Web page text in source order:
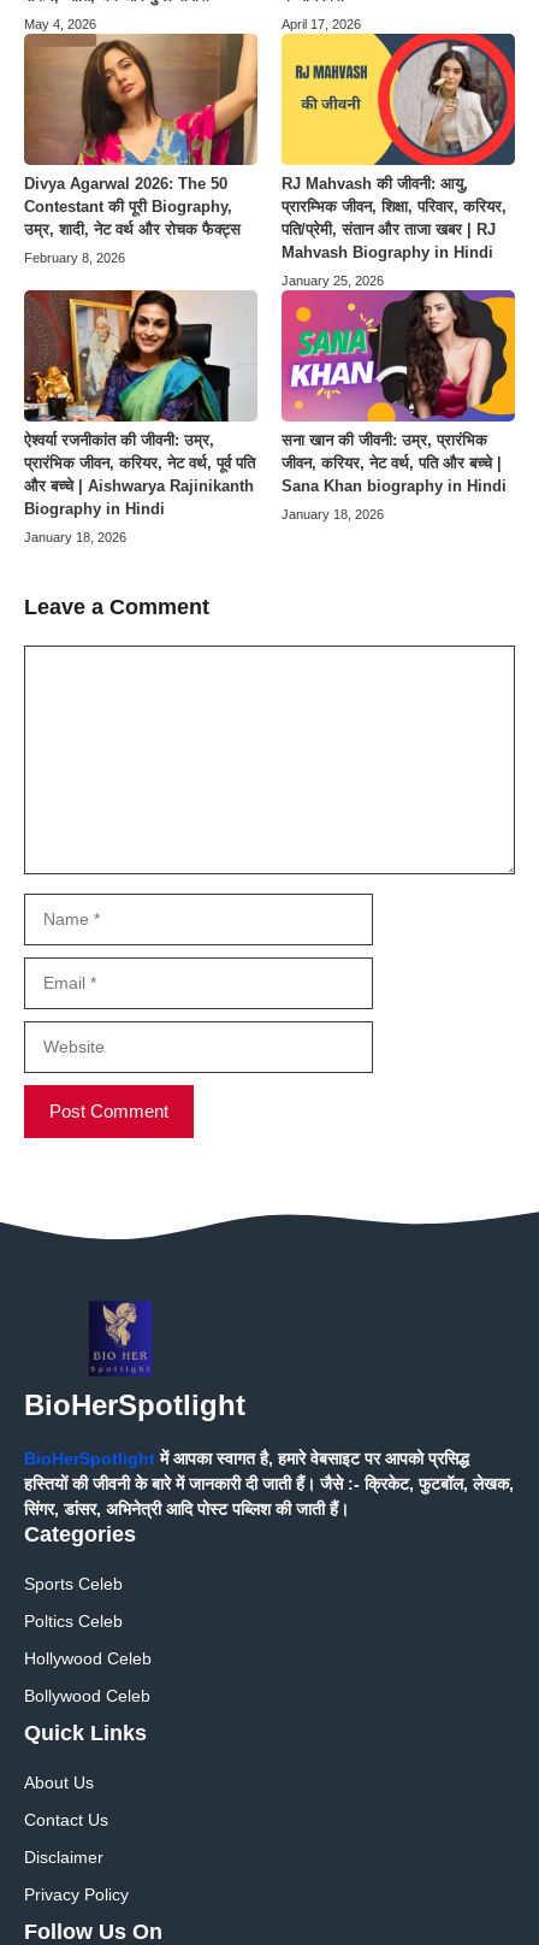
May 4, 2026 April 17, 2026
Divya Agarwal 2026: The 50
Contestant की पूरी Biography,
उम्र, शादी, नेट वर्थ और रोचक फैक्ट्स
February 8, 2026
RJ Mahvash की जीवनी: आयु,
प्रारम्भिक जीवन, शिक्षा, परिवार, करियर,
पति/प्रेमी, संतान और ताजा खबर | RJ
Mahvash Biography in Hindi
January 25, 2026
ऐश्वर्या रजनीकांत की जीवनी: उम्र,
प्रारंभिक जीवन, करियर, नेट वर्थ, पूर्व पति
और बच्चे | Aishwarya Rajinikanth
Biography in Hindi
January 18, 2026
सना खान की जीवनी: उम्र, प्रारंभिक
जीवन, करियर, नेट वर्थ, पति और बच्चे |
Sana Khan biography in Hindi
January 18, 2026
Leave a Comment
BioHerSpotlight
BioHerSpotlightमें आपका स्वागत है, हमारे वेबसाइट पर आपको प्रसिद्ध
हस्तियों की जीवनी के बारे में जानकारी दी जाती हैं। जैसे :- क्रिकेट, फुटबॉल, लेखक,
सिंगर, डांसर, अभिनेत्री आदि पोस्ट पब्लिश की जाती हैं।
Categories
Sports Celeb
Poltics Celeb
Hollywood Celeb
Bollywood Celeb
Quick Links
About Us
Contact Us
Disclaimer
Privacy Policy
Follow Us On